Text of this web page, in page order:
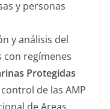
y personas
y análisis del
con regímenes
Protegidas
de las AMP